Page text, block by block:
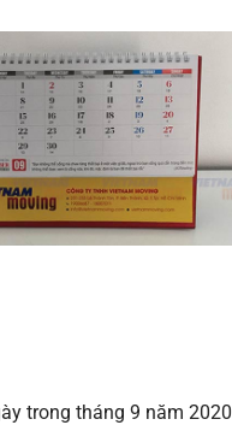
trong tháng 9 năm 2020